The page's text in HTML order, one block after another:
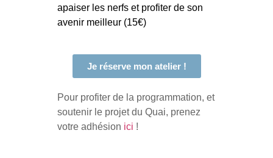
apaiser les nerfs et profiter de son
avenir meilleur (15€)
Je réserve mon atelier !
Pour profiter de la programmation, et
soutenir le projet du Quai, prenez
votre adhésion ici !